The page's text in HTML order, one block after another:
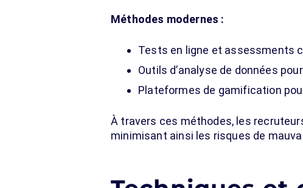
Méthodes modernes :
Tests en ligne et assessments
Outils d’analyse de données
Plateformes de gamification
À travers ces méthodes, les
minimisant ainsi les risques de